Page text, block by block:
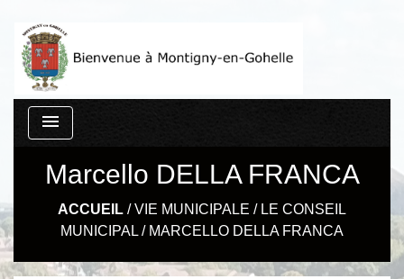
menu
Marcello DELLA FRANCA
ACCUEIL /VIE MUNICIPALE / LE CONSEIL
MUNICIPAL / MARCELLO DELLA FRANCA